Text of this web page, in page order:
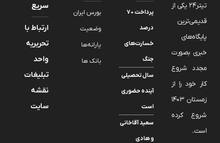
تیتر24 یکی از
قدیمی‌ترین
پایگاه‌های
خبری بصورت
مجدد شروع
کار خود را از
زمستان 1403
شروع کرده
است.
پرداخت ۷۰
درصد
خسارت‌های
جنگ
سال تحصیلی
آینده حضوری
است
سعید آقاخانی
و هادی
بورس ایران
وضعیت
یارانه‌ها
بانک ها
سریع
ارتباط با
تحریریه
واحد
تبلیغات
نقشه
سایت